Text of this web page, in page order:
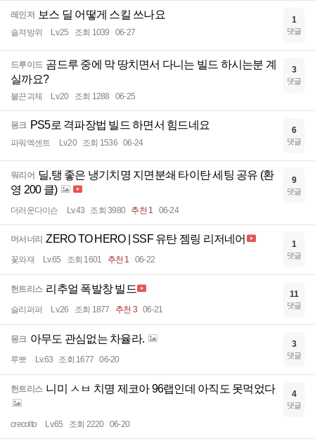
레인저 보스 딜 어떻게 스킬 쓰나요
솔져방위 Lv.25 조회 1039 06-27
1
댓글
드루이드 곰드루 중에 막 땅치면서 다니는 빌드 하시는분 계
실까요?
불끈괴체 Lv.20 조회 1288 06-25
3
댓글
몽크 PS5로 격파장법 빌드 하면서 힘드네요
파워엑센트 Lv.20 조회 1536 06-24
6
댓글
워리어 딜,탱 좋은 냉기치명 지면분쇄 타이탄 세팅 공유 (환
영 200 클)
더러운다이슨 Lv.43 조회 3980 추천 1 06-24
9
댓글
머서너리 ZERO TO HERO | SSF 유탄 젬링 리저네어
꽃와재 Lv.65 조회 1601 추천 1 06-22
1
댓글
헌트리스 리추얼 폭발창 빌드
슬리퍼퍼 Lv.26 조회 1877 추천 3 06-21
11
댓글
몽크 아무도 관심없는 차율라.
루뽀 Lv.63 조회 1677 06-20
3
댓글
헌트리스 니미 ㅅㅂ 치명 제코아 96랩인데 아직도 못먹었다
crecolto Lv.65 조회 2220 06-20
4
댓글